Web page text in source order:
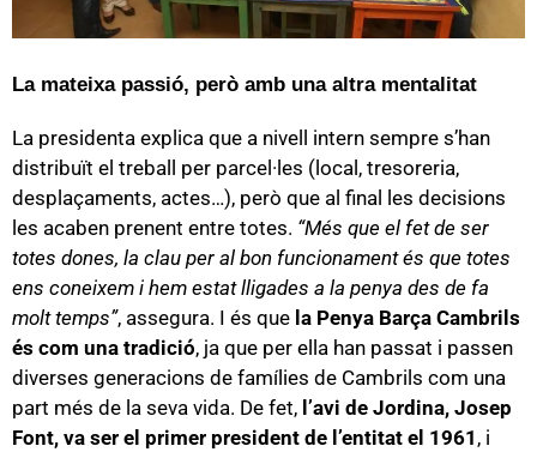
La mateixa passió, però amb una altra mentalitat
La presidenta explica que a nivell intern sempre s’han
distribuït el treball per parcel·les (local, tresoreria,
desplaçaments, actes…), però que al final les decisions
les acaben prenent entre totes. “Més que el fet de ser
totes dones, la clau per al bon funcionament és que totes
ens coneixem i hem estat lligades a la penya des de fa
molt temps”, assegura. I és que la Penya Barça Cambrils
és com una tradició, ja que per ella han passat i passen
diverses generacions de famílies de Cambrils com una
part més de la seva vida. De fet, l’avi de Jordina, Josep
Font, va ser el primer president de l’entitat el 1961 , i